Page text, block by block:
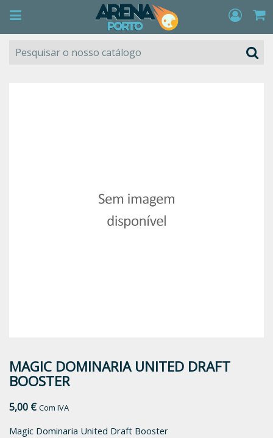
MAGIC DOMINARIA UNITED DRAFT
BOOSTER
5,00 € Com IVA
Magic Dominaria United Draft Booster